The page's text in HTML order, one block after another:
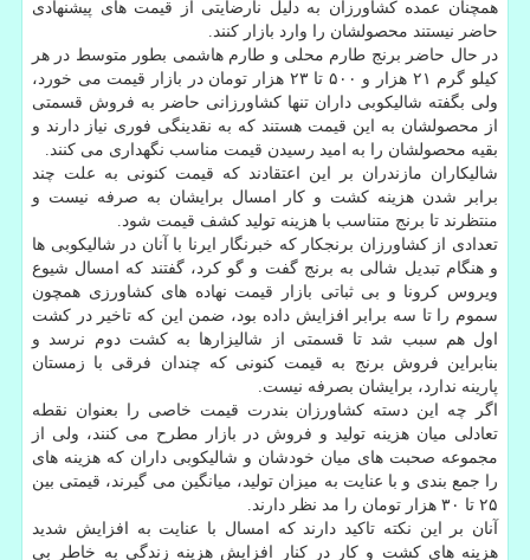
همچنان عمده کشاورزان به دلیل نارضایتی از قیمت های پیشنهادی
حاضر نیستند محصولشان را وارد بازار کنند.
در حال حاضر برنج طارم محلی و طارم هاشمی بطور متوسط در هر
کیلو گرم ۲۱ هزار و ۵۰۰ تا ۲۳ هزار تومان در بازار قیمت می خورد،
ولی بگفته شالیکوبی داران تنها کشاورزانی حاضر به فروش قسمتی
از محصولشان به این قیمت هستند که به نقدینگی فوری نیاز دارند و
بقیه محصولشان را به امید رسیدن قیمت مناسب نگهداری می کنند.
شالیکاران مازندران بر این اعتقادند که قیمت کنونی به علت چند
برابر شدن هزینه کشت و کار امسال برایشان به صرفه نیست و
منتظرند تا برنج متناسب با هزینه تولید کشف قیمت شود.
تعدادی از کشاورزان برنجکار که خبرنگار ایرنا با آنان در شالیکوبی ها
و هنگام تبدیل شالی به برنج گفت و گو کرد، گفتند که امسال شیوع
ویروس کرونا و بی ثباتی بازار قیمت نهاده های کشاورزی همچون
سموم را تا سه برابر افزایش داده بود، ضمن این که تاخیر در کشت
اول هم سبب شد تا قسمتی از شالیزارها به کشت دوم نرسد و
بنابراین فروش برنج به قیمت کنونی که چندان فرقی با زمستان
پارینه ندارد، برایشان بصرفه نیست.
اگر چه این دسته کشاورزان بندرت قیمت خاصی را بعنوان نقطه
تعادلی میان هزینه تولید و فروش در بازار مطرح می کنند، ولی از
مجموعه صحبت های میان خودشان و شالیکوبی داران که هزینه های
را جمع بندی و با عنایت به میزان تولید، میانگین می گیرند، قیمتی بین
۲۵ تا ۳۰ هزار تومان را مد نظر دارند.
آنان بر این نکته تاکید دارند که امسال با عنایت به افزایش شدید
هزینه های کشت و کار در کنار افزایش هزینه زندگی به خاطر بی